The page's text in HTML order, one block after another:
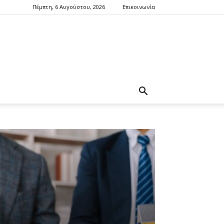
Πέμπτη, 6 Αυγούστου, 2026 Επικοινωνία